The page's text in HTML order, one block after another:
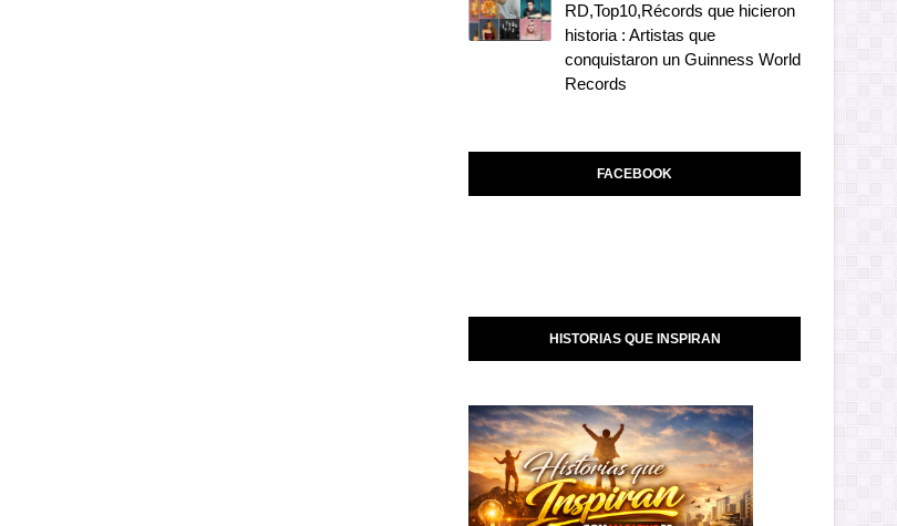
RD,Top10,Récords que hicieron
historia : Artistas que
conquistaron un Guinness World
Records
FACEBOOK
HISTORIAS QUE INSPIRAN